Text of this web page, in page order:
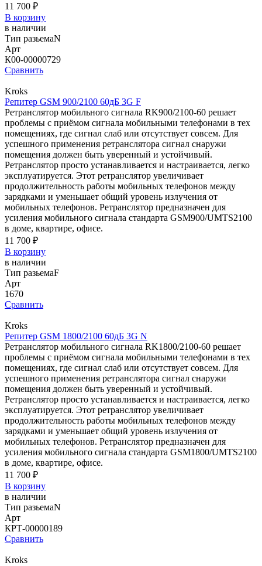
11 700 ₽
В корзину
в наличии
Тип разьемаN
Арт
К00-00000729
Сравнить
Kroks
Репитер GSM 900/2100 60дБ 3G F
Ретранслятор мобильного сигнала RK900/2100-60 решает
проблемы с приёмом сигнала мобильными телефонами в тех
помещениях, где сигнал слаб или отсутствует совсем. Для
успешного применения ретранслятора сигнал снаружи
помещения должен быть уверенный и устойчивый.
Ретранслятор просто устанавливается и настраивается, легко
эксплуатируется. Этот ретранслятор увеличивает
продолжительность работы мобильных телефонов между
зарядками и уменьшает общий уровень излучения от
мобильных телефонов. Ретранслятор предназначен для
усиления мобильного сигнала стандарта GSM900/UMTS2100
в доме, квартире, офисе.
11 700 ₽
В корзину
в наличии
Тип разьемаF
Арт
1670
Сравнить
Kroks
Репитер GSM 1800/2100 60дБ 3G N
Ретранслятор мобильного сигнала RK1800/2100-60 решает
проблемы с приёмом сигнала мобильными телефонами в тех
помещениях, где сигнал слаб или отсутствует совсем. Для
успешного применения ретранслятора сигнал снаружи
помещения должен быть уверенный и устойчивый.
Ретранслятор просто устанавливается и настраивается, легко
эксплуатируется. Этот ретранслятор увеличивает
продолжительность работы мобильных телефонов между
зарядками и уменьшает общий уровень излучения от
мобильных телефонов. Ретранслятор предназначен для
усиления мобильного сигнала стандарта GSM1800/UMTS2100
в доме, квартире, офисе.
11 700 ₽
В корзину
в наличии
Тип разьемаN
Арт
КРТ-00000189
Сравнить
Kroks